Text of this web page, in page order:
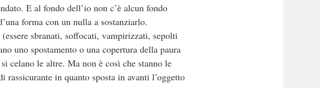
E al fondo dell’io non c’è alcun fondo
forma con un nulla a sostanziarlo.
sbranati, soffocati, vampirizzati, sepolti
uno spostamento o una copertura della paura
celano le altre. Ma non è così che stanno le
in quanto sposta in avanti l’oggetto